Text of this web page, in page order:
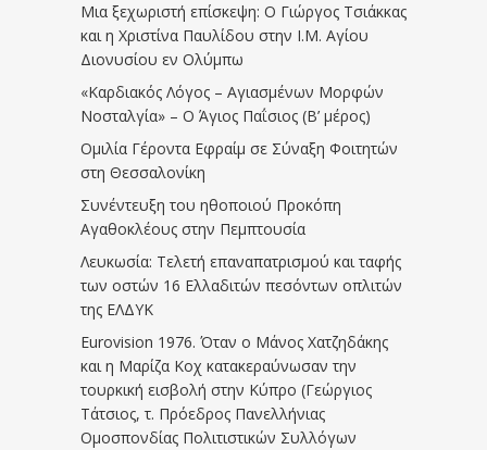
Μια ξεχωριστή επίσκεψη: Ο Γιώργος Τσιάκκας
και η Χριστίνα Παυλίδου στην Ι.Μ. Αγίου
Διονυσίου εν Ολύμπω
«Καρδιακός Λόγος – Αγιασμένων Μορφών
Νοσταλγία» – Ο Άγιος Παΐσιος (Β’ μέρος)
Ομιλία Γέροντα Εφραίμ σε Σύναξη Φοιτητών
στη Θεσσαλονίκη
Συνέντευξη του ηθοποιού Προκόπη
Αγαθοκλέους στην Πεμπτουσία
Λευκωσία: Τελετή επαναπατρισμού και ταφής
των οστών 16 Ελλαδιτών πεσόντων οπλιτών
της ΕΛΔΥΚ
Eurovision 1976. Όταν ο Μάνος Χατζηδάκης
και η Μαρίζα Κοχ κατακεραύνωσαν την
τουρκική εισβολή στην Κύπρο (Γεώργιος
Τάτσιος, τ. Πρόεδρος Πανελλήνιας
Ομοσπονδίας Πολιτιστικών Συλλόγων